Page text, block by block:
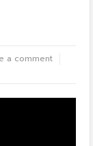
a comment